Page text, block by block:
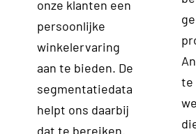
onze klanten een
persoonlijke
winkelervaring
aan te bieden. De
segmentatiedata
helpt ons daarbij
dat te bereiken.
te